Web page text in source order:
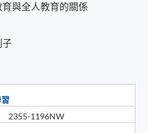
與全人教育的關係
子
2355-1196NW